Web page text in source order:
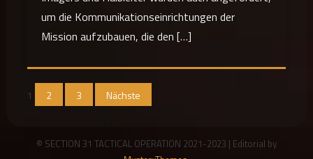
um die Kommunikationseinrichtungen der
Mission aufzubauen, die den […]
Seitennummerierung
Beiträge
1 2 3 Nächste
© SECTION 31 TACTICAL OPERATION 2021-2023 | Editorial by